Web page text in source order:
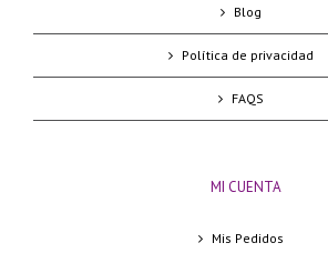
Blog
Política de privacidad
FAQS
MI CUENTA
Mis Pedidos